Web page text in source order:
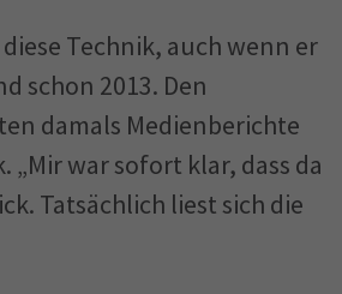
Technik, auch wenn er
schon 2013. Den
damals Medienberichte
„Mir war sofort klar, dass da
Tatsächlich liest sich die